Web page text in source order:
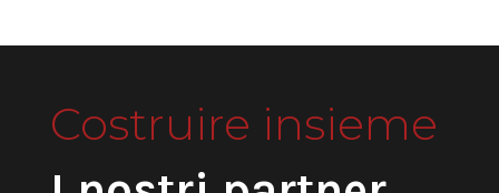
Costruire insieme